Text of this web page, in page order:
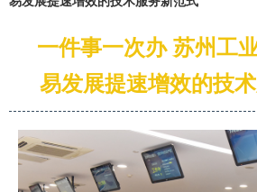
一件事一次办 苏州工
易发展提速增效的技